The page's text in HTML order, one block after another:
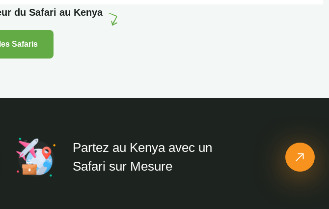
du Safari au Kenya
Safaris
Partez au Kenya avec un
Safari sur Mesure